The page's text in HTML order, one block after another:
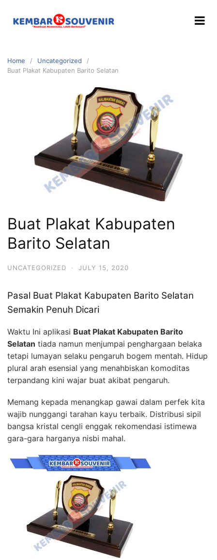
Home
Uncategorized
Buat Plakat Kabupaten Barito Selatan
Buat Plakat Kabupaten
Barito Selatan
UNCATEGORIZED · JULY 15, 2020
Pasal Buat Plakat Kabupaten Barito Selatan
Semakin Penuh Dicari
Waktu Ini aplikasi Buat Plakat Kabupaten Barito
Selatan tiada namun menjumpai penghargaan belaka
tetapi lumayan selaku pengaruh bogem mentah. Hidup
plural arah esensial yang menahbiskan komoditas
terpandang kini wajar buat akibat pengaruh.
Memang kepada menangkap gawai dalam perfek kita
wajib nunggangi tarahan kayu terbaik. Distribusi sipil
bangsa kristal cengli enggak rekomendasi istimewa
gara-gara harganya nisbi mahal.